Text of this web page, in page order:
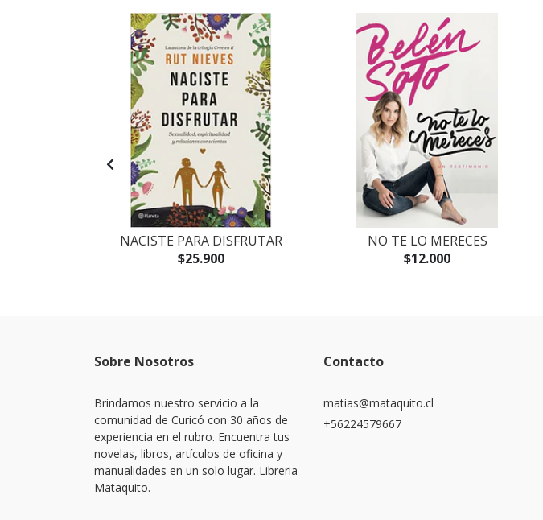
NACISTE PARA DISFRUTAR
$25.900
NO TE LO MERECES
$12.000
Sobre Nosotros
Brindamos nuestro servicio a la
comunidad de Curicó con 30 años de
experiencia en el rubro. Encuentra tus
novelas, libros, artículos de oficina y
manualidades en un solo lugar. Libreria
Mataquito.
Contacto
matias@mataquito.cl
+56224579667